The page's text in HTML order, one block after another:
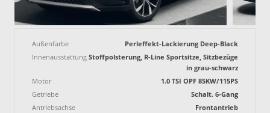
Außenfarbe
Perleffekt-Lackierung Deep-Black
Innenausstattung Stoffpolsterung, R-Line Sportsitze, Sitzbezüge
in grau-schwarz
Motor
1.0 TSI OPF 85KW/115PS
Getriebe
Schalt. 6-Gang
Antriebsachse
Frontantrieb